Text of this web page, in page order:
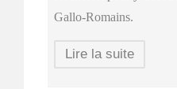
Gallo-Romains.
Lire la suite